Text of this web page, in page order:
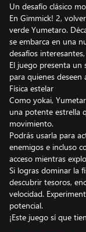
Un desafío clásico
En Gimmick! 2,
verde Yumetaro.
se embarca en una
desafíos
El juego presenta
para quienes
Física estelar
Como yokai,
una potente estrella
movimiento.
Podrás usarla para
enemigos e incluso
acceso mientras
Si logras dominar la
descubrir tesoros,
velocidad.
potencial.
¡Este juego sí que